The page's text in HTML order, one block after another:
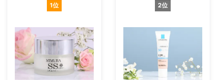
1位 2位